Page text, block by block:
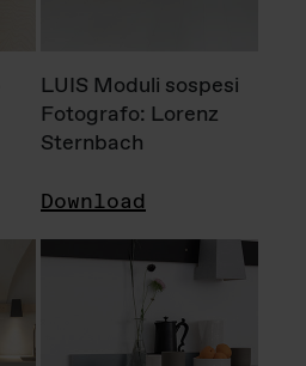
LUIS Moduli sospesi
Fotografo: Lorenz
Sternbach
Download